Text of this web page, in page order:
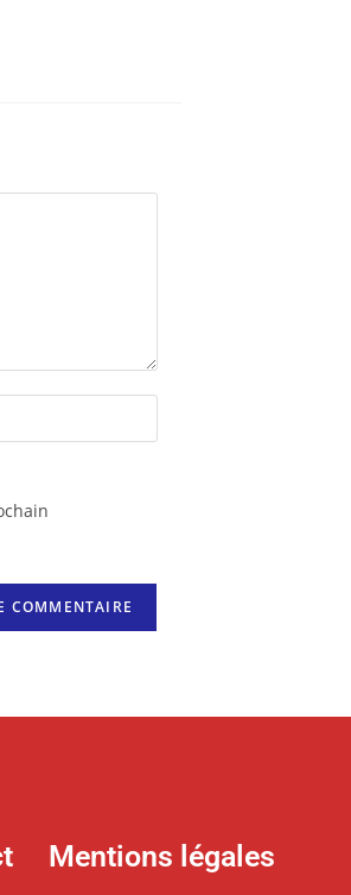
Mentions légales